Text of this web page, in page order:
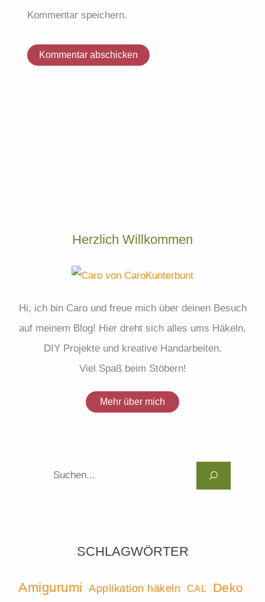
Kommentar speichern.
Herzlich Willkommen
Hi, ich bin Caro und freue mich über deinen Besuch
auf meinem Blog! Hier dreht sich alles ums Häkeln,
DIY Projekte und kreative Handarbeiten.
Viel Spaß beim Stöbern!
Mehr über mich
SCHLAGWÖRTER
Amigurumi Applikation häkeln CAL Deko